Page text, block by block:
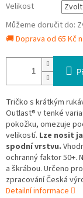
Velikost
Můžeme doručit do:
🚚 Doprava od 65 Kč
Tričko s krátkým
Outlast® v tenké
pokožku, omezuje
velikostí. Lze nosit
spodní vrstvu.
ochranný faktor 50+.
a škrábou. Určeno
zpracování Česká
Detailní informace